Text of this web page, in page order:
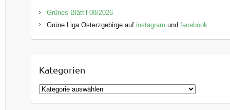
Grünes Blätt’l 08/2026
Grüne Liga Osterzgebirge auf instagram und facebook
Kategorien
K
a